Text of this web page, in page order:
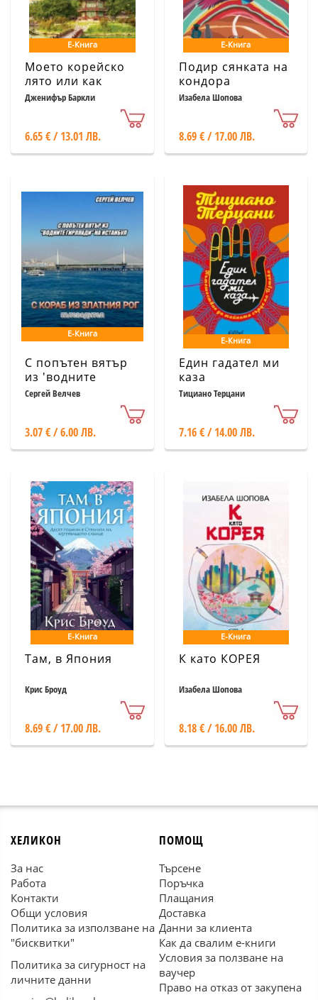
Е-Книга
Моето корейско
лято или как
заобичах кимчи
Дженифър Баркли
6.65 € / 13.01 ЛВ.
Е-Книга
Подир сянката на
кондора
Изабела Шопова
8.69 € / 17.00 ЛВ.
Е-Книга
С попътен вятър
из 'водните
гирлянди' на
Сергей Велчев
3.07 € / 6.00 ЛВ.
Е-Книга
Един гадател ми
каза
Тициано Терцани
7.16 € / 14.00 ЛВ.
Е-Книга
Там, в Япония
Крис Броуд
8.69 € / 17.00 ЛВ.
Е-Книга
К като КОРЕЯ
Изабела Шопова
8.18 € / 16.00 ЛВ.
ХЕЛИКОН
За нас
Работа
Контакти
Общи условия
Политика за използване на
"бисквитки"
Политика за сигурност на
личните данни
ПОМОЩ
Търсене
Поръчка
Плащания
Доставка
Данни за клиента
Как да свалим е-книги
Условия за ползване на
ваучер
Право на отказ от закупена